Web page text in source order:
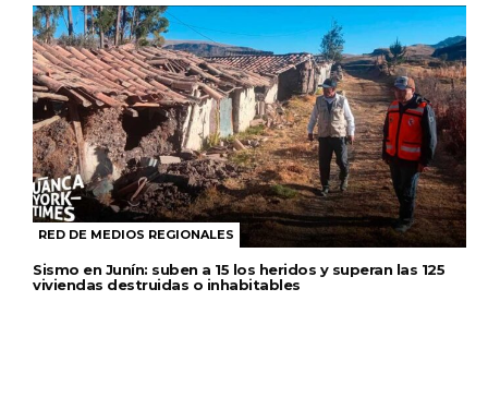
RED DE MEDIOS REGIONALES
Sismo en Junín: suben a 15 los heridos y superan las 125
viviendas destruidas o inhabitables